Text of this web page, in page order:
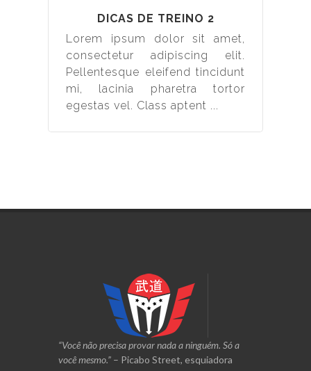
DICAS DE TREINO 2
Lorem ipsum dolor sit amet,
consectetur adipiscing elit.
Pellentesque eleifend tincidunt
mi, lacinia pharetra tortor
egestas vel. Class aptent ...
“Você não precisa provar nada a ninguém. Só a
você mesmo.” – Picabo Street, esquiadora